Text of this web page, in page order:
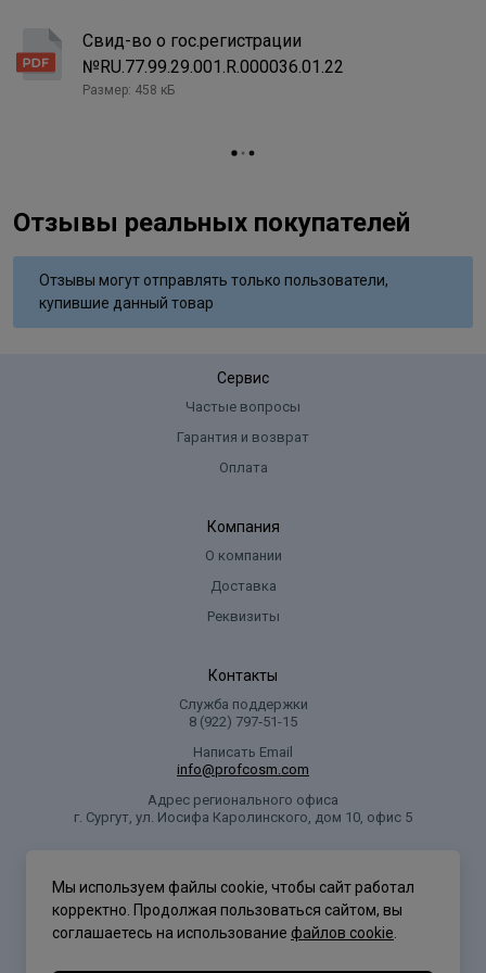
кислота, сульфит натрия, эдта, толуол-2,5-диамина сульфат,
лимонен, 2,4-диаминофеноксиэтанол соляной кислоты,
резорцин, п-аминофенол, масло авокадо, экстракт семян
Упаковка товара
Название цвета
5/32 София (светлый коричневый
палисандр)
Свид-во о гос.регистрации
№RU.77.99.29.001.R.000036.01.22
Размер: 458 кБ
Отзывы реальных покупателей
Отзывы могут отправлять только пользователи,
купившие данный товар
Сервис
Частые вопросы
Гарантия и возврат
Оплата
Компания
О компании
Доставка
Реквизиты
Контакты
Служба поддержки
8 (922) 797‑51-15
Написать Email
info@profcosm.com
Адрес регионального офиса
г. Сургут, ул. Иосифа Каролинского, дом 10, офис 5
Мы используем файлы cookie, чтобы сайт работал
корректно. Продолжая пользоваться сайтом, вы
соглашаетесь на использование файлов cookie